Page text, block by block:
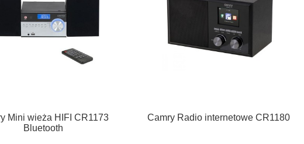
Mini wieża HIFI CR1173
Bluetooth
Camry Radio internetowe CR1180